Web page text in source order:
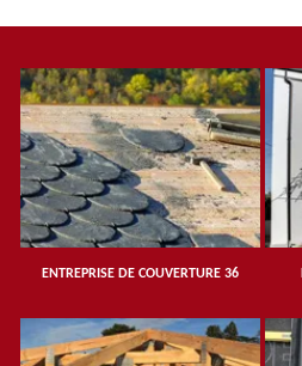
ENTREPRISE DE COUVERTURE 36